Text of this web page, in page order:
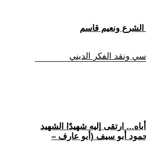
ونقد الفكر الديني
ارتقى إليه شهيدًا الشهيد
أبو سيف (أبو عارف –